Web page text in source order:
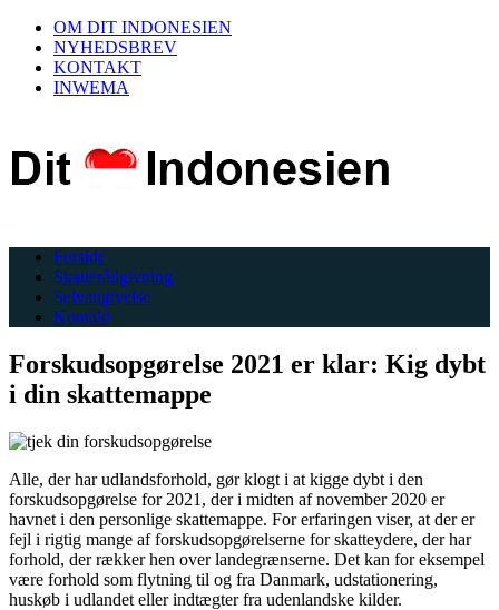
OM DIT INDONESIEN
NYHEDSBREV
KONTAKT
INWEMA
Forside
Skatterådgivning
Selvangivelse
Kontakt
Forskudsopgørelse 2021 er klar: Kig dybt
i din skattemappe
Alle, der har udlandsforhold, gør klogt i at kigge dybt i den
forskudsopgørelse for 2021, der i midten af november 2020 er
havnet i den personlige skattemappe. For erfaringen viser, at der er
fejl i rigtig mange af forskudsopgørelserne for skatteydere, der har
forhold, der rækker hen over landegrænserne. Det kan for eksempel
være forhold som flytning til og fra Danmark, udstationering,
huskøb i udlandet eller indtægter fra udenlandske kilder.